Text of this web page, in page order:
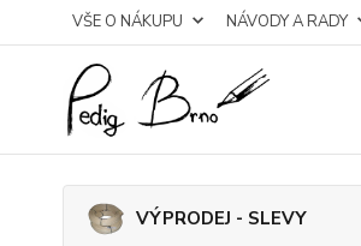
VŠE O NÁKUPU NÁVODY A RADY
VÝPRODEJ - SLEVY